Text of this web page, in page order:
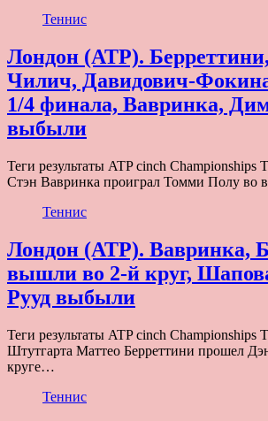
Теннис
Лондон (ATP).
Чилич, Давидович-
1/4 финала, Вавринка,
выбыли
Теги результаты ATP cinch Championships
Стэн Вавринка проиграл Томми Полу во
Теннис
Лондон (ATP). Вавринка,
вышли во 2-й круг,
Рууд выбыли
Теги результаты ATP cinch Championships
Штутгарта Маттео Берреттини прошел
круге…
Теннис